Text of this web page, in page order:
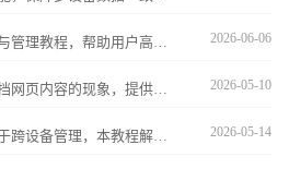
2026-06-06
2026-05-10
2026-05-14